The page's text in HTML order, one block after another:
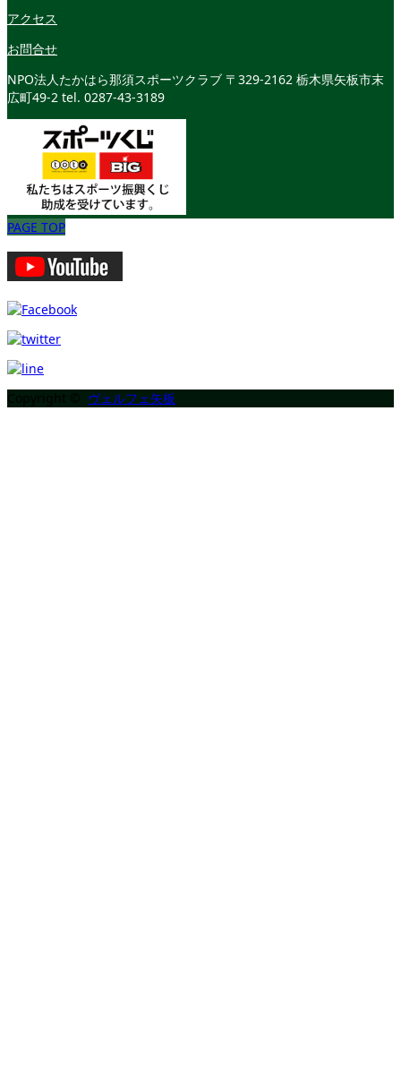
アクセス
お問合せ
NPO法人たかはら那須スポーツクラブ 〒329-2162 栃木県矢板市末
広町49-2 tel. 0287-43-3189
PAGE TOP
ヴェルフェ矢板